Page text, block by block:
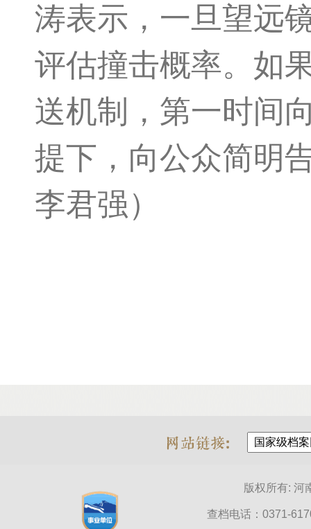
涛表示，一旦望远
评估撞击概率。如
送机制，第一时间
提下，向公众简明
李君强）
版权所有: 河
查档电话：0371-